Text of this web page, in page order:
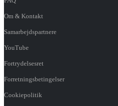
Om & Kontakt
Samarbejdspartnere
YouTube
Fortrydelsesret
Forretningsbetingelser
Cookiepolitik